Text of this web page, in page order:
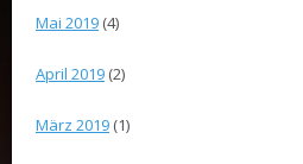
Mai 2019 (4)
April 2019 (2)
März 2019 (1)